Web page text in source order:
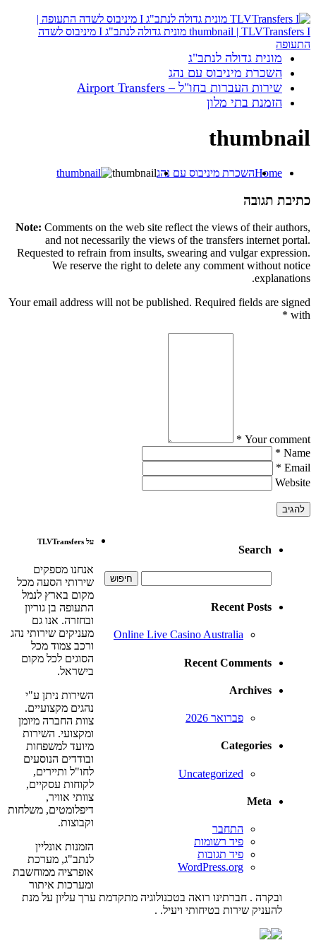
מונית גדולה לנתב"ג
השכרת מיניבוס עם נהג
שירות העברות בחו"ל – Airport Transfers
הזמנת בתי מלון
thumbnail
Homeהשכרת מיניבוס עם נהגthumbnail
כתיבת תגובה
Note: Comments on the web site reflect the views of their authors,
and not necessarily the views of the transfers internet portal.
Requested to refrain from insults, swearing and vulgar expression.
We reserve the right to delete any comment without notice
explanations.
Your email address will not be published. Required fields are signed
with
*
Your comment *
Name *
Email *
Website
Search
Recent Posts
Online Live Casino Australia
Recent Comments
Archives
פברואר 2026
Categories
Uncategorized
Meta
התחבר
פיד רשומות
פיד תגובות
WordPress.org
על TLVTransfers
אנחנו מספקים
שירותי הסעה מכל
מקום בארץ לנמל
התעופה בן גוריון
ובחזרה. אנו גם
מעניקים שירותי נהג
ורכב צמוד מכל
הסוגים לכל מקום
בישראל.
השירות ניתן ע"י
נהגים מקצועיים.
צוות החברה מיומן
ומקצועי. השירות
מיועד למשפחות
ובודדים הנוסעים
לחו"ל ותיירים,
לקוחות עסקיים,
צוותי אוויר,
דיפלומטים, משלחות
וקבוצות.
הזמנות אונליין
לנתב"ג, מערכת
אופרציה ממוחשבת
ומערכות איתור
ובקרה . חברתינו רואה בטכנולוגיה מתקדמת ערך עליון על מנת
להעניק שירות בטיחותי ויעיל. .